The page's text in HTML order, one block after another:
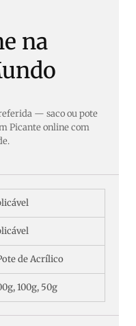
na
— saco ou pote
Picante online com
de Acrílico
100g, 50g